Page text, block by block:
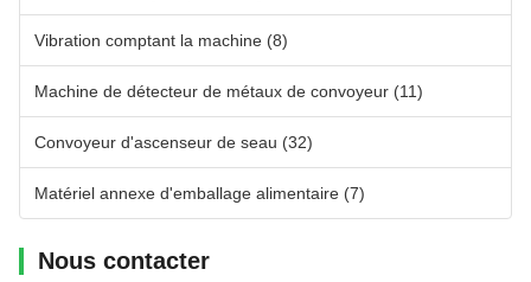
Vibration comptant la machine (8)
Machine de détecteur de métaux de convoyeur (11)
Convoyeur d'ascenseur de seau (32)
Matériel annexe d'emballage alimentaire (7)
Nous contacter